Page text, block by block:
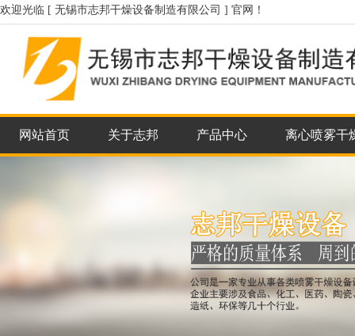
欢迎光临 [ 无锡市志邦干燥设备制造有限公司 ] 官网！
网站首页 关于志邦 产品中心 离心喷雾干